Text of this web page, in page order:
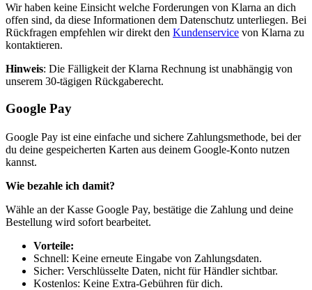
Wir haben keine Einsicht welche Forderungen von Klarna an dich
offen sind, da diese Informationen dem Datenschutz unterliegen. Bei
Rückfragen empfehlen wir direkt den Kundenservice von Klarna zu
kontaktieren.
Hinweis: Die Fälligkeit der Klarna Rechnung ist unabhängig von
unserem 30-tägigen Rückgaberecht.
Google Pay
Google Pay ist eine einfache und sichere Zahlungsmethode, bei der
du deine gespeicherten Karten aus deinem Google-Konto nutzen
kannst.
Wie bezahle ich damit?
Wähle an der Kasse Google Pay, bestätige die Zahlung und deine
Bestellung wird sofort bearbeitet.
Vorteile:
Schnell: Keine erneute Eingabe von Zahlungsdaten.
Sicher: Verschlüsselte Daten, nicht für Händler sichtbar.
Kostenlos: Keine Extra-Gebühren für dich.